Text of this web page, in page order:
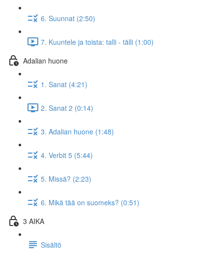
6. Suunnat (2:50)
7. Kuuntele ja toista: talli - tälli (1:00)
Adalian huone
1. Sanat (4:21)
2. Sanat 2 (0:14)
3. Adalian huone (1:48)
4. Verbit 5 (5:44)
5. Missä? (2:23)
6. Mikä tää on suomeks? (0:51)
3 AIKA
Sisältö